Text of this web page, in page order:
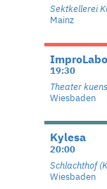
Sektkellerei
Mainz
19:30
Theater
Wiesbaden
Kylesa
20:00
Schlachthof
Wiesbaden